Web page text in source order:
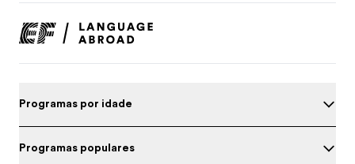
Programas por idade
Programas populares